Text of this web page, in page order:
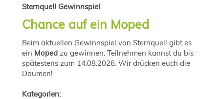
Sternquell Gewinnspiel
Chance auf ein Moped
Beim aktuellen Gewinnspiel von Sternquell gibt es
ein Moped zu gewinnen. Teilnehmen kannst du bis
spätestens zum 14.08.2026. Wir drücken euch die
Daumen!
Kategorien: